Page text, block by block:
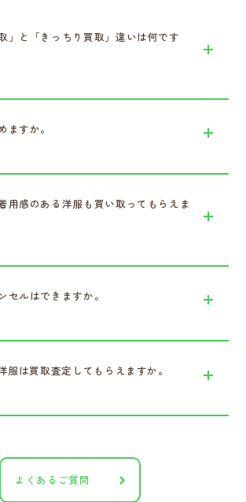
」と「きっちり買取」違いは何です
ますか。
用感のある洋服も買い取ってもらえま
セルはできますか。
服は買取査定してもらえますか。
よくあるご質問